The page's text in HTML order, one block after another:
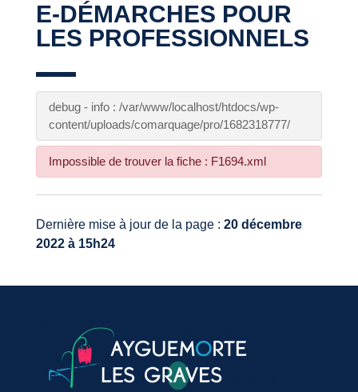
E-DÉMARCHES POUR
LES PROFESSIONNELS
debug - info : /var/www/localhost/htdocs/wp-
content/uploads/comarquage/pro/1682318777/
Impossible de trouver la fiche : F1694.xml
Dernière mise à jour de la page : 20 décembre
2022 à 15h24